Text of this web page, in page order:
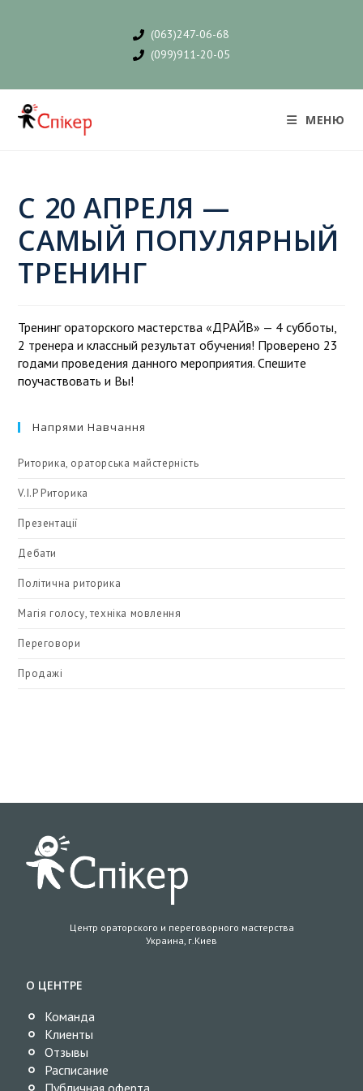
(063)247-06-68
(099)911-20-05
МЕНЮ
С 20 АПРЕЛЯ —
САМЫЙ ПОПУЛЯРНЫЙ
ТРЕНИНГ
Тренинг ораторского мастерства «ДРАЙВ» — 4 субботы,
2 тренера и классный результат обучения! Проверено 23
годами проведения данного мероприятия. Спешите
поучаствовать и Вы!
Напрями Навчання
Риторика, ораторська майстерність
V.I.P Риторика
Презентації
Дебати
Політична риторика
Магія голосу, техніка мовлення
Переговори
Продажі
Центр ораторского и переговорного мастерства
Украина, г.Киев
О ЦЕНТРЕ
Команда
Клиенты
Отзывы
Расписание
Публичная оферта